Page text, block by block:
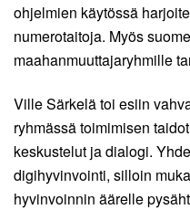
ohjelmien käytössä
numerotaitoja. Myös
maahanmuuttajaryhmille
Ville Särkelä toi esiin
ryhmässä toimimisen
keskustelut ja dialogi.
digihyvinvointi, silloin
hyvinvoinnin äärelle